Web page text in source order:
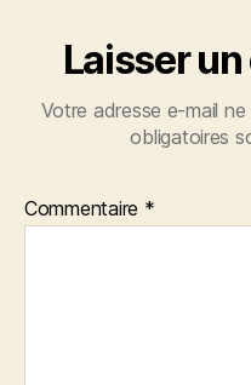
Laisser
Votre adresse e-mail ne
obligatoires
Commentaire *